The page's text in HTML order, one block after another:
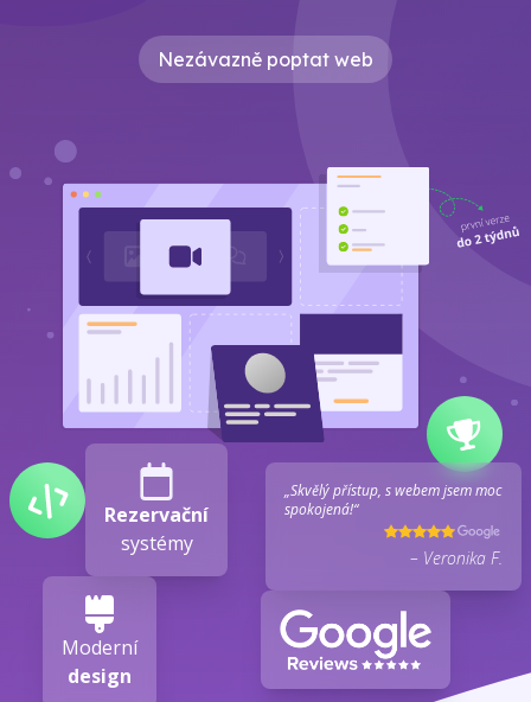
Nezávazně poptat web
Rezervační
systémy
Moderní
design
„Skvělý přístup, s webem jsem moc
spokojená!“
– Veronika F.